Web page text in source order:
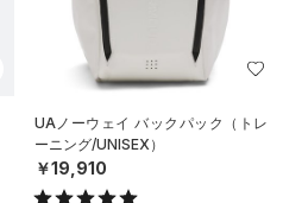
UAノーウェイ バックパック（トレ
ーニング/UNISEX）
￥19,910